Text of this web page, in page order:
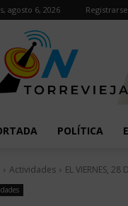
agosto 6, 2026
POLÍTICA
Actividades EL VIERNES, 28